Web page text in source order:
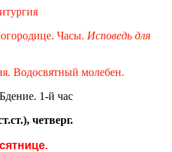
Часы. Исповедь для
Водосвятный молебен.
1-й час
четверг.